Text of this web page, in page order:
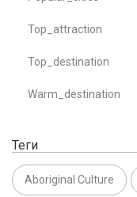
Top_attraction
Top_destination
Warm_destination
Теги
Aboriginal Culture